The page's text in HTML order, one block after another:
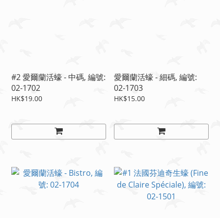
#2 愛爾蘭活蠔 - 中碼, 編號:
02-1702
HK$19.00
愛爾蘭活蠔 - 細碼, 編號:
02-1703
HK$15.00